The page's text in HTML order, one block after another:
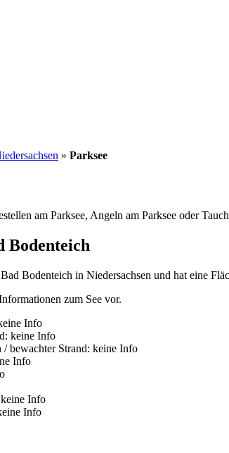
» Parksee
am Parksee, Angeln am Parksee oder
Bodenteich
Bodenteich in Niedersachsen und hat eine
zum See vor.
Info
keine Info
bewachter Strand: keine Info
Info
Info
Info